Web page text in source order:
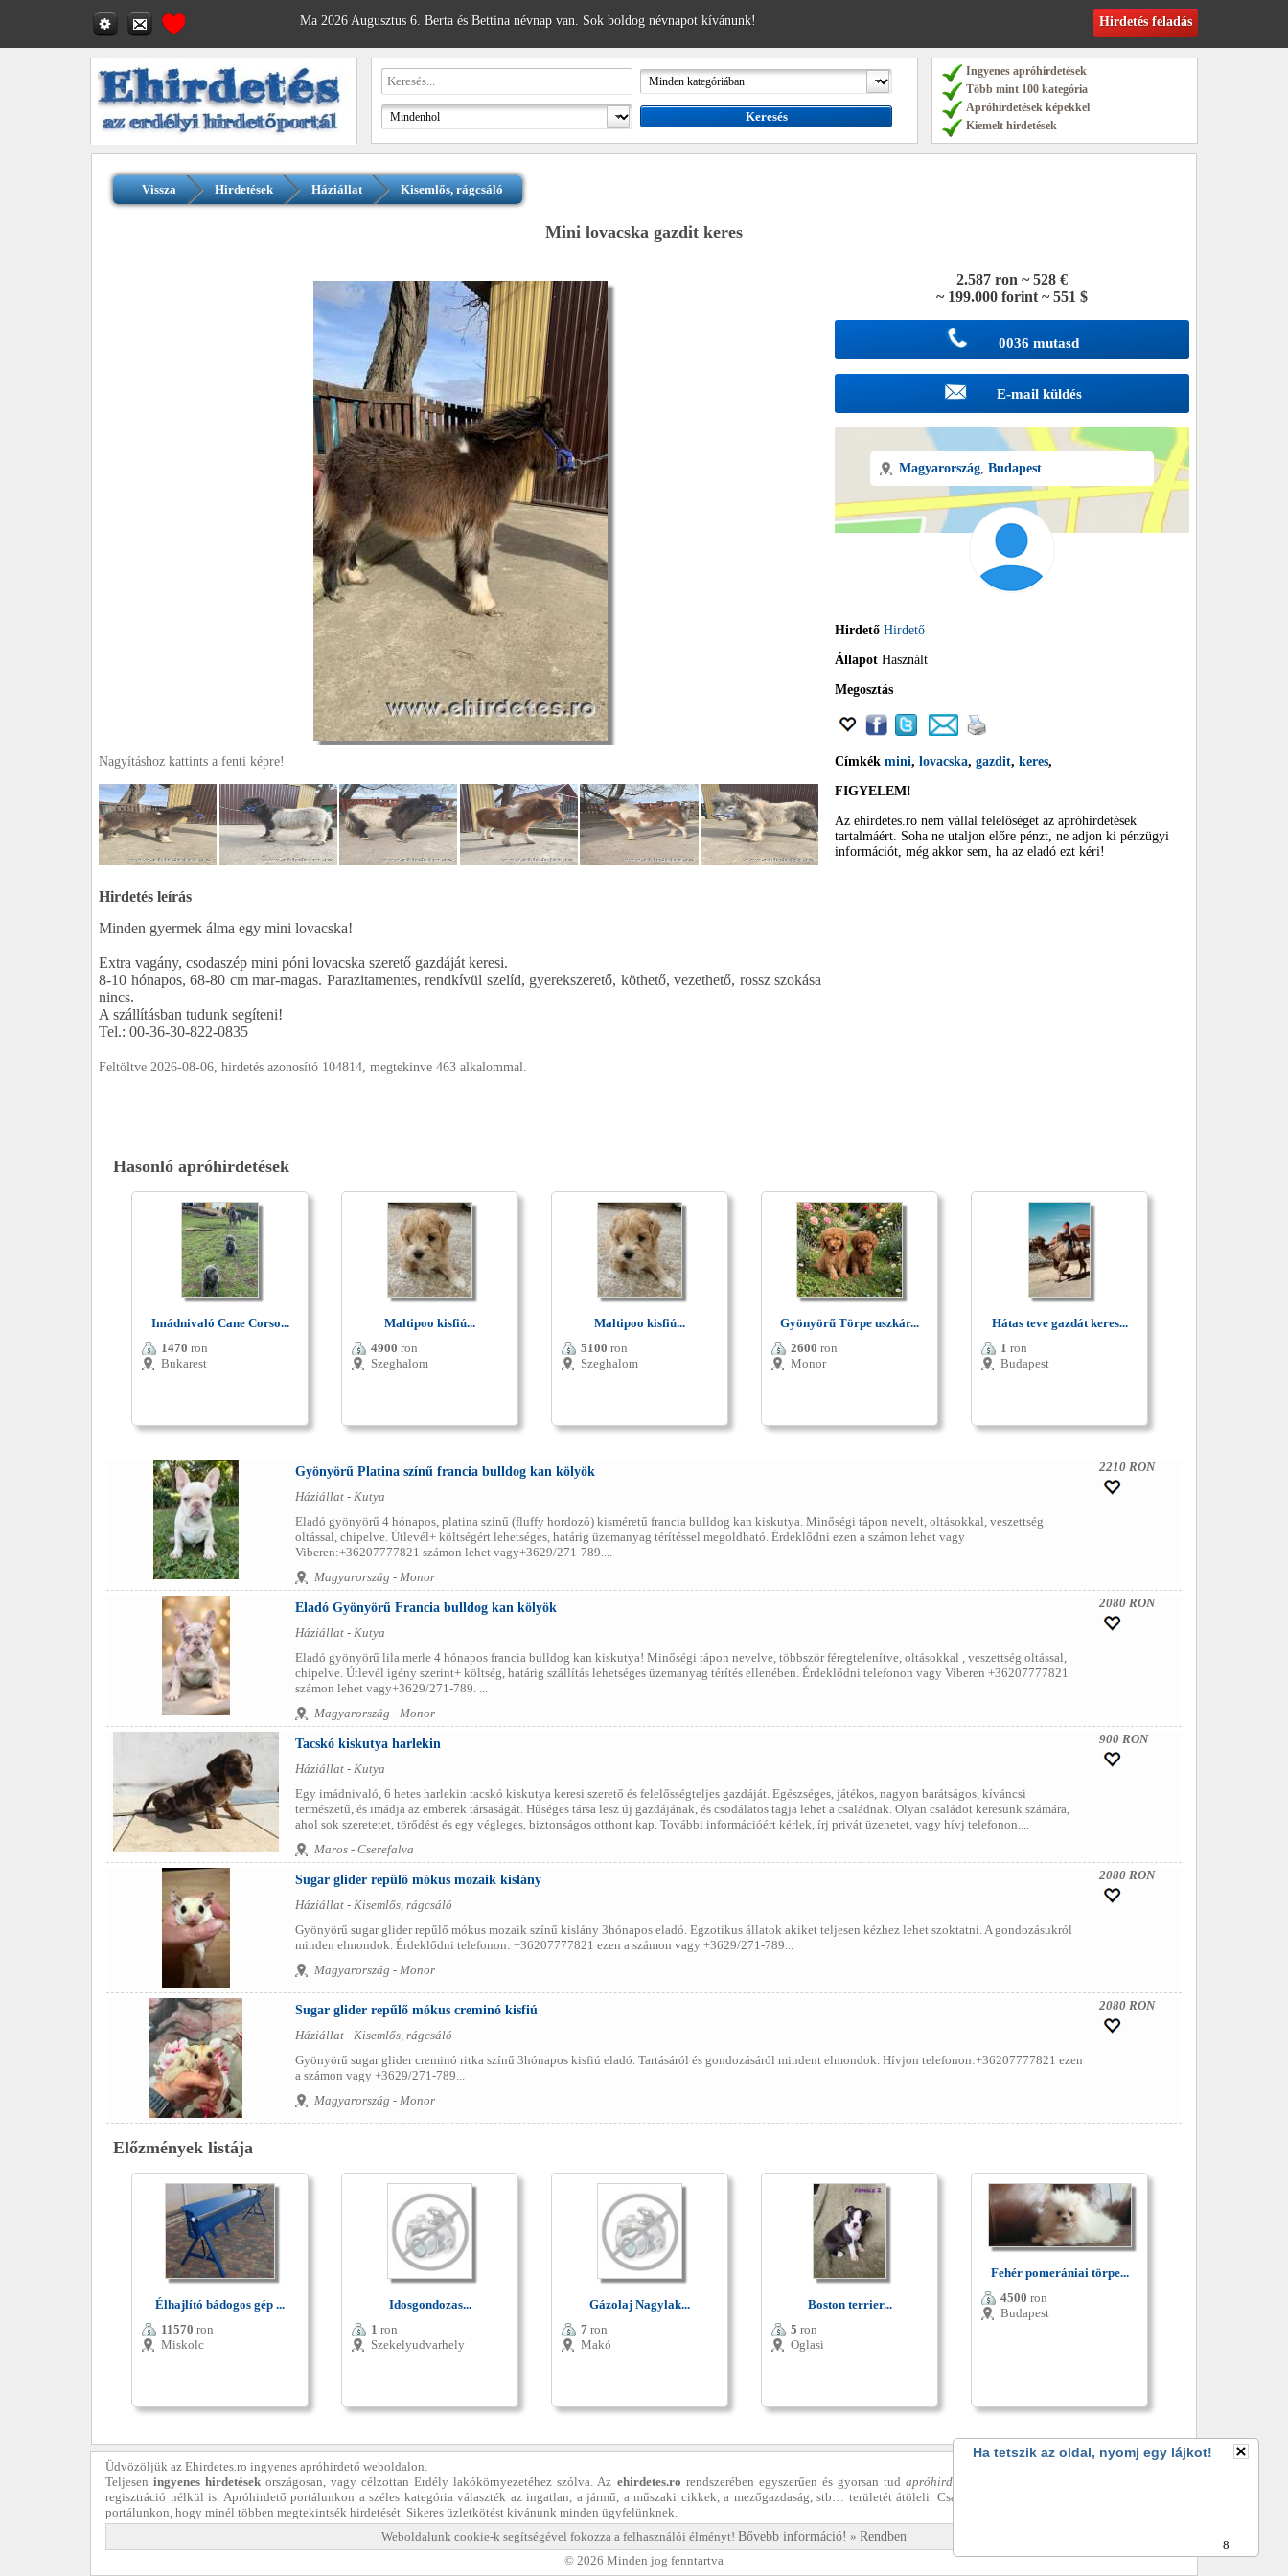
Ma 2026 Augusztus 6. Berta és Bettina névnap van. Sok boldog névnapot kívánunk! Hirdetés feladás
Ingyenes apróhirdetések
Több mint 100 kategória
Apróhirdetések képekkel
Kiemelt hirdetések
Vissza Hirdetések Háziállat Kisemlős, rágcsáló
Mini lovacska gazdit keres
Nagyításhoz kattints a fenti képre!
Hirdetés leírás
Minden gyermek álma egy mini lovacska!
Extra vagány, csodaszép mini póni lovacska szerető gazdáját keresi.
8-10 hónapos, 68-80 cm mar-magas. Parazitamentes, rendkívül szelíd, gyerekszerető, köthető, vezethető, rossz szokása
nincs.
A szállításban tudunk segíteni!
Tel.: 00-36-30-822-0835
Feltöltve 2026-08-06, hirdetés azonosító 104814, megtekinve 463 alkalommal.
2.587 ron ~ 528 €
~ 199.000 forint ~ 551 $
0036 mutasd
E-mail küldés
Magyarország Budapest
Hirdető Hirdető
Állapot Használt
Megosztás
Címkék mini, lovacska, gazdit, keres,
FIGYELEM!
Az ehirdetes.ro nem vállal felelőséget az apróhirdetések
tartalmáért. Soha ne utaljon előre pénzt, ne adjon ki pénzügyi
információt, még akkor sem, ha az eladó ezt kéri!
Hasonló apróhirdetések
Imádnivaló Cane Corso...
1470 ron
Bukarest
Maltipoo kisfiú...
4900 ron
Szeghalom
Maltipoo kisfiú...
5100 ron
Szeghalom
Gyönyörű Törpe uszkár...
2600 ron
Monor
Hátas teve gazdát keres...
1 ron
Budapest
Gyönyörű Platina színű francia bulldog kan kölyök
Háziállat - Kutya
Eladó gyönyörű 4 hónapos, platina szinű (fluffy hordozó) kisméretű francia bulldog kan kiskutya. Minőségi tápon nevelt, oltásokkal, veszettség
oltással, chipelve. Útlevél+ költségért lehetséges, határig üzemanyag térítéssel megoldható. Érdeklődni ezen a számon lehet vagy
Viberen:+36207777821 számon lehet vagy+3629/271-789....
Magyarország - Monor
2210 RON
Eladó Gyönyörű Francia bulldog kan kölyök
Háziállat - Kutya
Eladó gyönyörű lila merle 4 hónapos francia bulldog kan kiskutya! Minőségi tápon nevelve, többször féregtelenítve, oltásokkal , veszettség oltással,
chipelve. Útlevél igény szerint+ költség, határig szállítás lehetséges üzemanyag térítés ellenében. Érdeklődni telefonon vagy Viberen +36207777821
számon lehet vagy+3629/271-789. ...
Magyarország - Monor
2080 RON
Tacskó kiskutya harlekin
Háziállat - Kutya
Egy imádnivaló, 6 hetes harlekin tacskó kiskutya keresi szerető és felelősségteljes gazdáját. Egészséges, játékos, nagyon barátságos, kíváncsi
természetű, és imádja az emberek társaságát. Hűséges társa lesz új gazdájának, és csodálatos tagja lehet a családnak. Olyan családot keresünk számára,
ahol sok szeretetet, törődést és egy végleges, biztonságos otthont kap. További információért kérlek, írj privát üzenetet, vagy hívj telefonon....
Maros - Cserefalva
900 RON
Sugar glider repűlő mókus mozaik kislány
Háziállat - Kisemlős, rágcsáló
Gyönyörű sugar glider repűlő mókus mozaik színű kislány 3hónapos eladó. Egzotikus állatok akiket teljesen kézhez lehet szoktatni. A gondozásukról
minden elmondok. Érdeklődni telefonon: +36207777821 ezen a számon vagy +3629/271-789...
Magyarország - Monor
2080 RON
Sugar glider repűlő mókus creminó kisfiú
Háziállat - Kisemlős, rágcsáló
Gyönyörű sugar glider creminó ritka színű 3hónapos kisfiú eladó. Tartásáról és gondozásáról mindent elmondok. Hívjon telefonon:+36207777821 ezen
a számon vagy +3629/271-789...
Magyarország - Monor
2080 RON
Előzmények listája
Élhajlító bádogos gép ...
11570 ron
Miskolc
Idosgondozas...
1 ron
Szekelyudvarhely
Gázolaj Nagylak...
7 ron
Makó
Boston terrier...
5 ron
Oglasi
Fehér pomerániai törpe...
4500 ron
Budapest
Ha tetszik az oldal, nyomj egy lájkot!
7
Üdvözöljük az Ehirdetes.ro ingyenes apróhirdető weboldalon.
Teljeseningyenes hirdetések országosan, vagy célzottan Erdély lakókörnyezetéhez szólva. Az ehirdetes.ro rendszerében egyszerűen és gyorsan tud apróhirdetést
regisztráció nélkül is. Apróhirdető portálunkon a széles kategória választék az ingatlan, a jármű, a műszaki cikkek, a mezőgazdaság, stb… területét átöleli. Csatlakozzon az elégedett ügyfelek táborához
portálunkon, hogy minél többen megtekintsék hirdetését. Sikeres üzletkötést kivánunk minden ügyfelünknek.
Weboldalunk cookie-k segítségével fokozza a felhasználói élményt! Bővebb információ! » Rendben
© 2026 Minden jog fenntartva